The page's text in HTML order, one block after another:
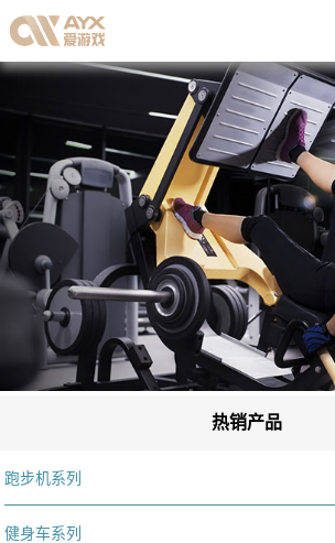
热销产品
跑步机系列
健身车系列